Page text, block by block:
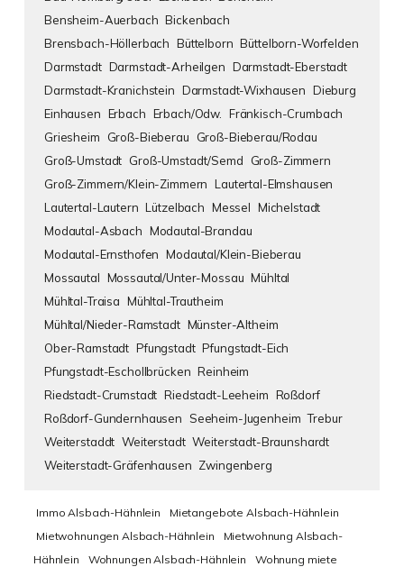
Bensheim-Auerbach Bickenbach
Brensbach-Höllerbach Büttelborn Büttelborn-Worfelden
Darmstadt Darmstadt-Arheilgen Darmstadt-Eberstadt
Darmstadt-Kranichstein Darmstadt-Wixhausen Dieburg
Einhausen Erbach Erbach/Odw.
Fränkisch-Crumbach
Griesheim
Groß-Bieberau
Groß-Bieberau/Rodau
Groß-Umstadt Groß-Umstadt/Semd
Groß-Zimmern
Groß-Zimmern/Klein-Zimmern Lautertal-Elmshausen
Lautertal-Lautern Lützelbach Messel Michelstadt
Modautal-Asbach Modautal-Brandau
Modautal-Ernsthofen Modautal/Klein-Bieberau
Mossautal Mossautal/Unter-Mossau Mühltal
Mühltal-Traisa Mühltal-Trautheim
Mühltal/Nieder-Ramstadt Münster-Altheim
Ober-Ramstadt Pfungstadt Pfungstadt-Eich
Pfungstadt-Eschollbrücken Reinheim
Riedstadt-Crumstadt Riedstadt-Leeheim Roßdorf
Roßdorf-Gundernhausen Seeheim-Jugenheim Trebur
Weiterstaddt Weiterstadt Weiterstadt-Braunshardt
Weiterstadt-Gräfenhausen Zwingenberg
Immo Alsbach-Hähnlein
Mietangebote Alsbach-Hähnlein
Mietwohnungen Alsbach-Hähnlein
Mietwohnung Alsbach-
Hähnlein
Wohnungen Alsbach-Hähnlein
Wohnung miete